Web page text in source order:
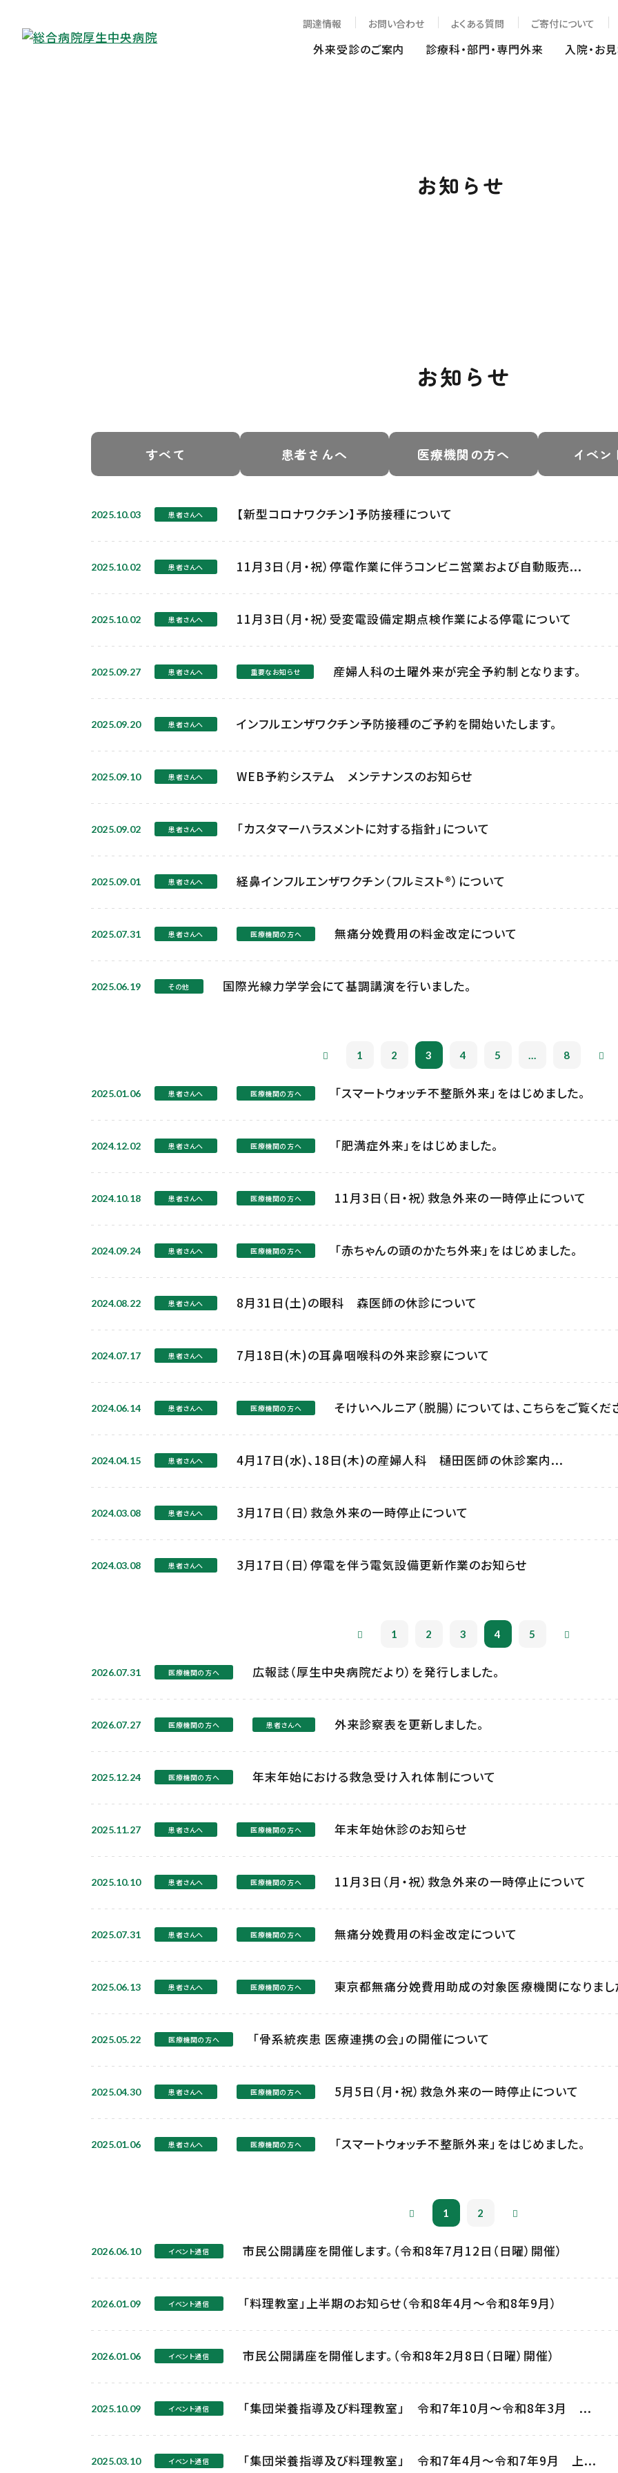
調達情報 お問い合わせ よくある質問 ご寄付について
外来受診のご案内 診療科・部門・専門外来 入院・お
お知らせ
お知らせ
すべて 患者さんへ 医療機関の方へ イベン
2025.10.03 患者さんへ 【新型コロナワクチン】予防接種について
2025.10.02 患者さんへ 11月3日（月・祝）停電作業に伴うコンビニ営業および自動販売...
2025.10.02 患者さんへ 11月3日（月・祝）受変電設備定期点検作業による停電について
2025.09.27 患者さんへ 重要なお知らせ 産婦人科の土曜外来が完全予約制となります。
2025.09.20 患者さんへ インフルエンザワクチン予防接種のご予約を開始いたします。
2025.09.10 患者さんへ WEB予約システム メンテナンスのお知らせ
2025.09.02 患者さんへ 「カスタマーハラスメントに対する指針」について
2025.09.01 患者さんへ 経鼻インフルエンザワクチン（フルミスト®）について
2025.07.31 患者さんへ 医療機関の方へ 無痛分娩費用の料金改定について
2025.06.19 その他 国際光線力学学会にて基調講演を行いました。
1 2 3 4 5 ... 8
2025.01.06 患者さんへ 医療機関の方へ 「スマートウォッチ不整脈外来」をはじめました。
2024.12.02 患者さんへ 医療機関の方へ 「肥満症外来」をはじめました。
2024.10.18 患者さんへ 医療機関の方へ 11月3日（日・祝）救急外来の一時停止について
2024.09.24 患者さんへ 医療機関の方へ 「赤ちゃんの頭のかたち外来」をはじめました。
2024.08.22 患者さんへ 8月31日(土)の眼科 森医師の休診について
2024.07.17 患者さんへ 7月18日(木)の耳鼻咽喉科の外来診察について
2024.06.14 患者さんへ 医療機関の方へ そけいヘルニア（脱腸）については、こちらをご覧くだ
2024.04.15 患者さんへ 4月17日(水)、18日(木)の産婦人科 樋田医師の休診案内...
2024.03.08 患者さんへ 3月17日（日）救急外来の一時停止について
2024.03.08 患者さんへ 3月17日（日）停電を伴う電気設備更新作業のお知らせ
1 2 3 4 5
2026.07.31 医療機関の方へ 広報誌（厚生中央病院だより）を発行しました。
2026.07.27 医療機関の方へ 患者さんへ 外来診察表を更新しました。
2025.12.24 医療機関の方へ 年末年始における救急受け入れ体制について
2025.11.27 患者さんへ 医療機関の方へ 年末年始休診のお知らせ
2025.10.10 患者さんへ 医療機関の方へ 11月3日（月・祝）救急外来の一時停止について
2025.07.31 患者さんへ 医療機関の方へ 無痛分娩費用の料金改定について
2025.06.13 患者さんへ 医療機関の方へ 東京都無痛分娩費用助成の対象医療機関になりまし
2025.05.22 医療機関の方へ 「骨系統疾患 医療連携の会」の開催について
2025.04.30 患者さんへ 医療機関の方へ 5月5日（月・祝）救急外来の一時停止について
2025.01.06 患者さんへ 医療機関の方へ 「スマートウォッチ不整脈外来」をはじめました。
1 2
2026.06.10 イベント通信 市民公開講座を開催します。（令和8年7月12日（日曜）開催）
2026.01.09 イベント通信 「料理教室」上半期のお知らせ（令和8年4月～令和8年9月）
2026.01.06 イベント通信 市民公開講座を開催します。（令和8年2月8日（日曜）開催）
2025.10.09 イベント通信 「集団栄養指導及び料理教室」 令和7年10月～令和8年3月 ...
2025.03.10 イベント通信 「集団栄養指導及び料理教室」 令和7年4月～令和7年9月 上...